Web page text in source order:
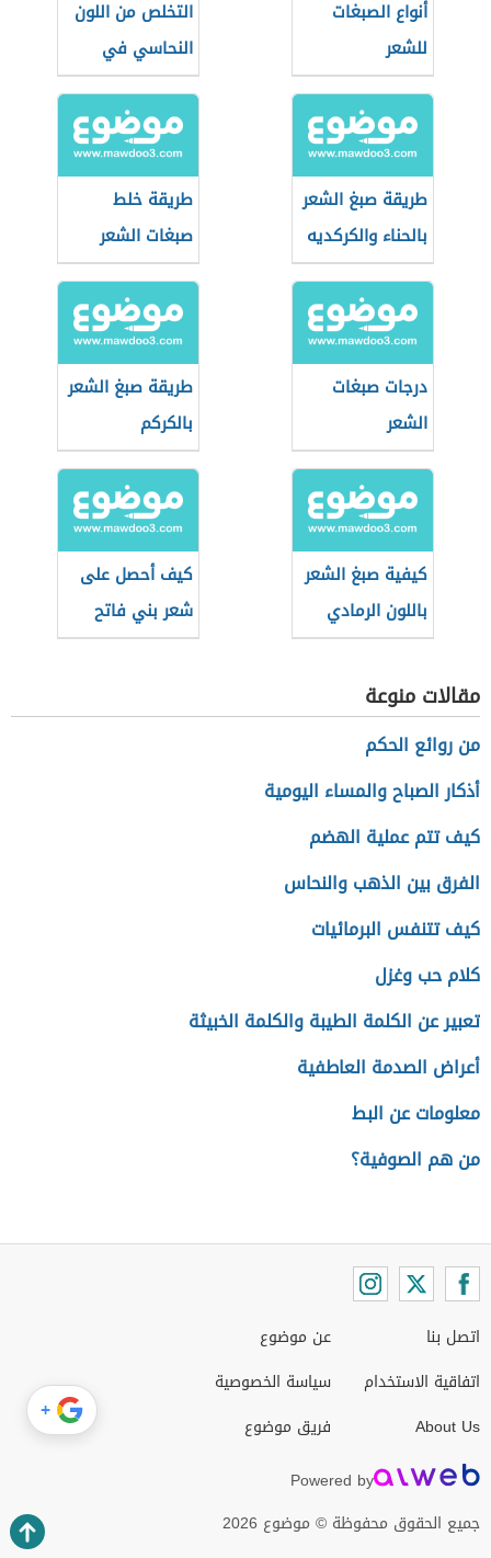
أنواع الصبغات
للشعر
التخلص من اللون
النحاسي في
الشعر
طريقة صبغ الشعر
بالحناء والكركديه
طريقة خلط
صبغات الشعر
درجات صبغات
الشعر
طريقة صبغ الشعر
بالكركم
كيفية صبغ الشعر
باللون الرمادي
كيف أحصل على
شعر بني فاتح
مقالات منوعة
من روائع الحكم
أذكار الصباح والمساء اليومية
كيف تتم عملية الهضم
الفرق بين الذهب والنحاس
كيف تتنفس البرمائيات
كلام حب وغزل
تعبير عن الكلمة الطيبة والكلمة الخبيثة
أعراض الصدمة العاطفية
معلومات عن البط
من هم الصوفية؟
اتصل بنا
اتفاقية الاستخدام
About Us
عن موضوع
سياسة الخصوصية
فريق موضوع
Powered by
جميع الحقوق محفوظة © موضوع 2026
+